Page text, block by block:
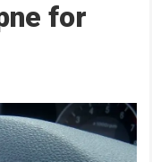
for